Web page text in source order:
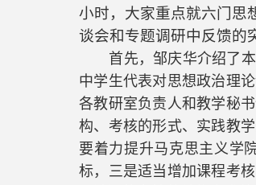
小时，大家重点就六门思
谈会和专题调研中反馈的
首先，邹庆华介绍了
中学生代表对思想政治理
各教研室负责人和教学秘
构、考核的形式、实践教
要着力提升马克思主义学
标，三是适当增加课程考